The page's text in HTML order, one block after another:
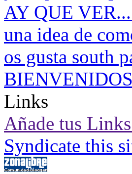
AY QUE
una idea de
os gusta south
Links
Añade tus
Syndicate this